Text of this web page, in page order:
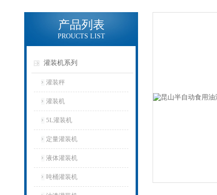
产品列表
PROUCTS LIST
灌装机系列
灌装秤
灌装机
5L灌装机
定量灌装机
液体灌装机
吨桶灌装机